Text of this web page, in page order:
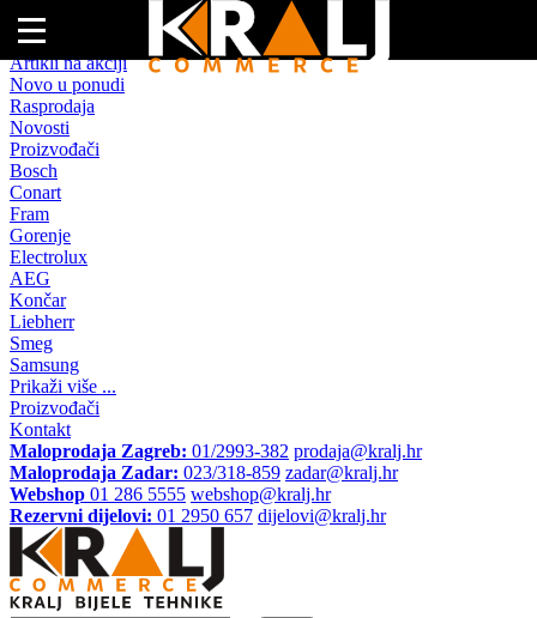
Naslovna
Artikli na akciji
Novo u ponudi
Rasprodaja
Novosti
Proizvođači
Bosch
Conart
Fram
Gorenje
Electrolux
AEG
Končar
Liebherr
Smeg
Samsung
Prikaži više ...
Proizvođači
Kontakt
Maloprodaja Zagreb: 01/2993-382 prodaja@kralj.hr
Maloprodaja Zadar: 023/318-859 zadar@kralj.hr
Webshop 01 286 5555 webshop@kralj.hr
Rezervni dijelovi: 01 2950 657 dijelovi@kralj.hr